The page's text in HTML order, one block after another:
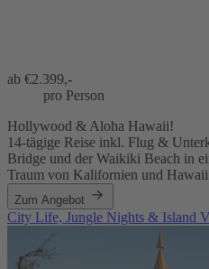
ab €2.399,-
pro Person
Hollywood & Aloha Hawaii!
14-tägige Reise inkl. Flug &
Bridge und der Waikiki Beach in
Traum von Kalifornien und
Zum Angebot
City Life, Jungle Nights & Island